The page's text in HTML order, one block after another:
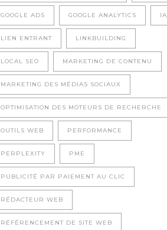
GOOGLE ADS GOOGLE ANALYTICS IA
LIEN ENTRANT LINKBUILDING
LOCAL SEO MARKETING DE CONTENU
MARKETING DES MÉDIAS SOCIAUX
OPTIMISATION DES MOTEURS DE RECHERCHE
OUTILS WEB PERFORMANCE
PERPLEXITY PME
PUBLICITÉ PAR PAIEMENT AU CLIC
RÉDACTEUR WEB
RÉFÉRENCEMENT DE SITE WEB